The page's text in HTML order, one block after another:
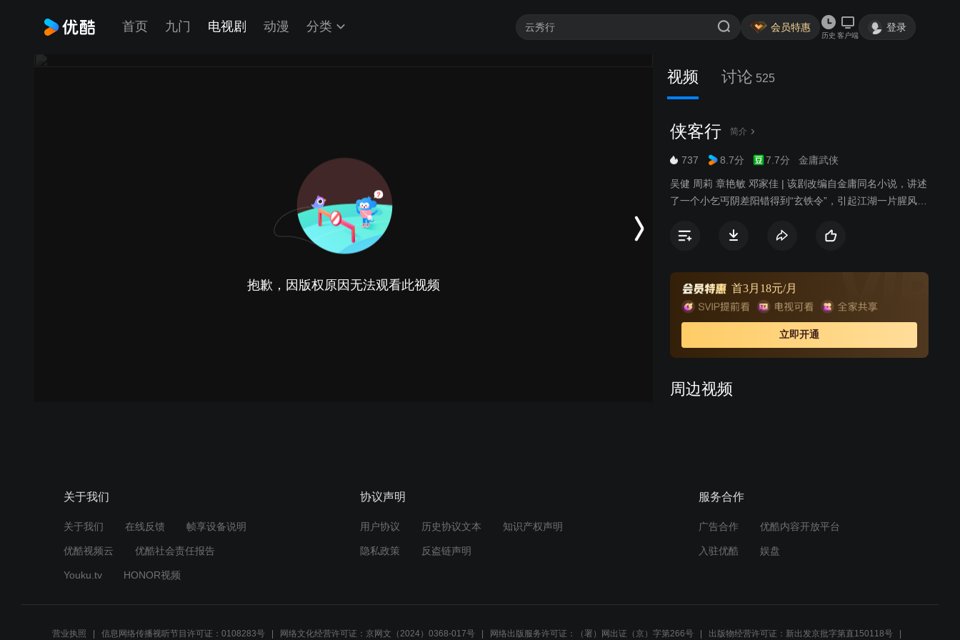
首页 九门 电视剧 动漫 分类 会员特惠
历史 客户端
登录
抱歉，因版权原因无法观看此视频
视频 讨论 525
侠客行 简介
737 8.7分 7.7分 金庸武侠
吴健 周莉 章艳敏 邓家佳 | 该剧改编自金庸同名小说，讲述
了一个小乞丐阴差阳错得到“玄铁令”，引起江湖一片腥风血
首3月18元/月
立即开通
周边视频
00:44
关于我们
关于我们 在线反馈 帧享设备说明
优酷视频云 优酷社会责任报告
Youku.tv HONOR视频
协议声明
用户协议 历史协议文本 知识产权声明
隐私政策 反盗链声明
服务合作
广告合作 优酷内容开放平台
入驻优酷 娱盘
营业执照 信息网络传播视听节目许可证：0108283号 网络文化经营许可证：京网文（2024）0368-017号 网络出版服务许可证：（署）网出证（京）字第266号 出版物经营许可证：新出发京批字第直150118号